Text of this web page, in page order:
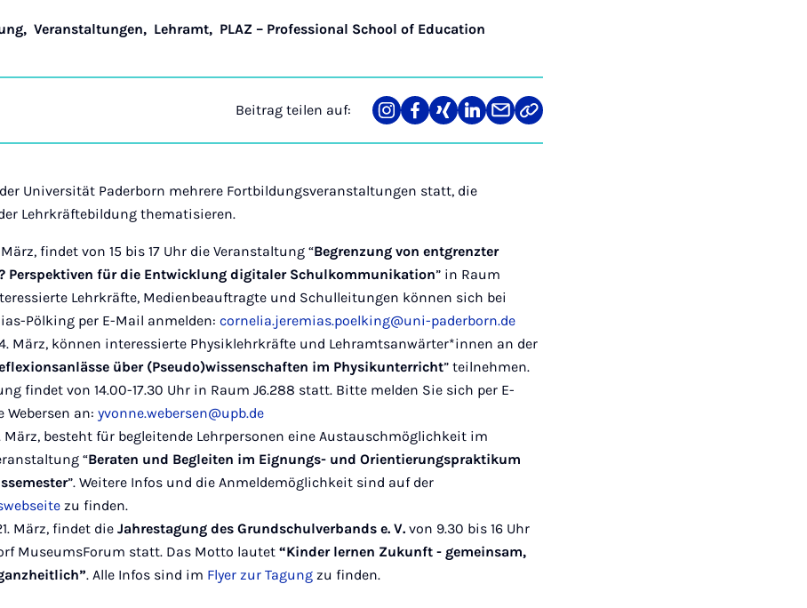
,Veranstaltungen, Lehramt, PLAZ – Professional School of Education
Beitrag teilen auf:
Teilen
auf
Teilen
auf
Teilen
auf
Teilen
auf
Teilen
über
Link
kopieren
Universität Paderborn mehrere Fortbildungsveranstaltungen statt, die
Lehrkräftebildung thematisieren.
findet von 15 bis 17 Uhr die Veranstaltung “Begrenzung von entgrenzter
Perspektiven für die Entwicklung digitaler Schulkommunikation” in Raum
Lehrkräfte, Medienbeauftragte und Schulleitungen können sich bei
Pölking per E-Mail anmelden:cornelia.jeremias.poelking@uni-paderborn.de
März, können interessierte Physiklehrkräfte und Lehramtsanwärter*innen an der
über (Pseudo)wissenschaften im Physikunterricht” teilnehmen.
findet von 14.00-17.30 Uhr in Raum J6.288 statt. Bitte melden Sie sich per E-
Webersen an:yvonne.webersen@upb.de
März, besteht für begleitende Lehrpersonen eine Austauschmöglichkeit im
“Beraten und Begleiten im Eignungs- und Orientierungspraktikum
”. Weitere Infos und die Anmeldemöglichkeit sind auf der
zu finden.
März, findet dieJahrestagung des Grundschulverbands e. V. von 9.30 bis 16 Uhr
MuseumsForum statt. Das Motto lautet“Kinder lernen Zukunft - gemeinsam,
. Alle Infos sind im Flyer zur Tagung zu finden.